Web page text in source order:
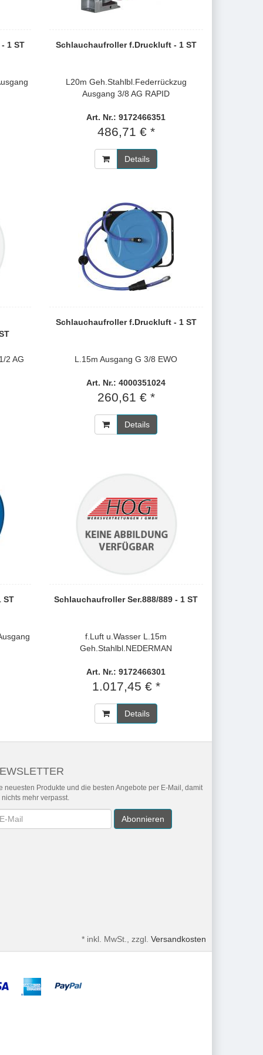
1 ST Schlauchaufroller f.Druckluft - 1 ST
L20m Geh.Stahlbl.Federrückzug
Ausgang 3/8 AG RAPID
Art. Nr.: 9172466351
486,71 € *
Details
2 AG
Schlauchaufroller f.Druckluft - 1 ST
L.15m Ausgang G 3/8 EWO
Art. Nr.: 4000351024
260,61 € *
Details
ST Schlauchaufroller Ser.888/889 - 1 ST
f.Luft u.Wasser L.15m
Geh.Stahlbl.NEDERMAN
Art. Nr.: 9172466301
1.017,45 € *
Details
neuesten Produkte und die besten Angebote per E-Mail, damit
nichts mehr verpasst.
Abonnieren
* inkl. MwSt., zzgl. Versandkosten